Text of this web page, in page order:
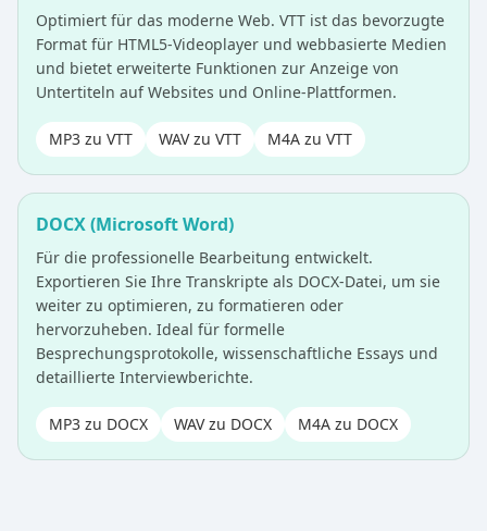
Optimiert für das moderne Web. VTT ist das bevorzugte
Format für HTML5-Videoplayer und webbasierte Medien
und bietet erweiterte Funktionen zur Anzeige von
Untertiteln auf Websites und Online-Plattformen.
MP3 zu VTT WAV zu VTT M4A zu VTT
DOCX (Microsoft Word)
Für die professionelle Bearbeitung entwickelt.
Exportieren Sie Ihre Transkripte als DOCX-Datei, um sie
weiter zu optimieren, zu formatieren oder
hervorzuheben. Ideal für formelle
Besprechungsprotokolle, wissenschaftliche Essays und
detaillierte Interviewberichte.
MP3 zu DOCX WAV zu DOCX M4A zu DOCX